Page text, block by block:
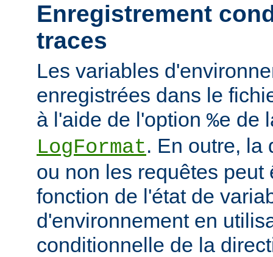
Enregistrement
traces
Les variables
enregistrées dans le
à l'aide de l'option %e de
LogFormat. En outre, la
ou non les requêtes peut
fonction de l'état de
d'environnement en
conditionnelle de la